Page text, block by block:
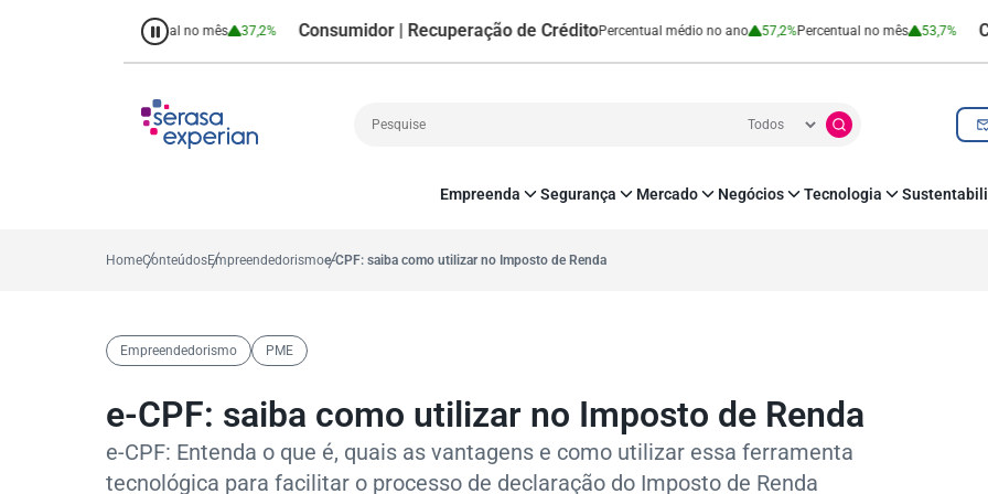
Percentual no mês 37,2% Consumidor | Recuperação de CréditoPercentual médio no ano 57,2%Percentual no mês 53,7% Cartão
Empreenda
Crédito
Marketing
Segurança
Proteção de Dados
Mercado
Open Finance
Negócios Tecnologia
HomeConteúdosEmpreendedorismoe-CPF: saiba como utilizar no Imposto de Renda
Empreendedorismo PME
e-CPF: saiba como utilizar no Imposto de Renda
e-CPF: Entenda o que é, quais as vantagens e como utilizar essa ferramenta
tecnológica para facilitar o processo de declaração do Imposto de Renda